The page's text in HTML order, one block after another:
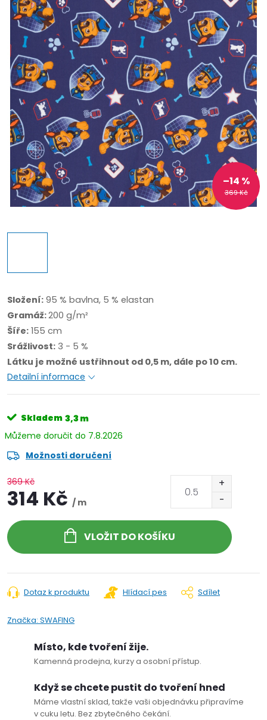
369 Kč
–14 %
Složení: 95 % bavlna, 5 % elastan
Gramáž:200 g/m²
Šíře: 155 cm
Srážlivost: 3 - 5 %
Látku je možné ustřihnout od 0,5 m, dále po 10 cm.
Detailní informace
Skladem 3,3 m
7.8.2026
Možnosti doručení
369 Kč
314 Kč / m
VLOŽIT DO KOŠÍKU
Dotaz k produktu Hlídací pes Sdílet
Značka: SWAFING
Místo, kde tvoření žije.
Kamenná prodejna, kurzy a osobní přístup.
Když se chcete pustit do tvoření hned
Máme vlastní sklad, takže vaši objednávku připravíme
v cuku letu. Bez zbytečného čekání.